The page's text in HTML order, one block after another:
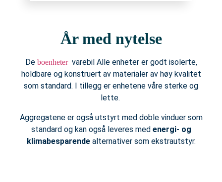
År med nytelse
De boenhetervarebil Alle enheter er godt isolerte,
holdbare og konstruert av materialer av høy kvalitet
som standard. I tillegg er enhetene våre sterke og
lette.
Aggregatene er også utstyrt med doble vinduer som
standard og kan også leveres med energi- og
klimabesparendealternativer som ekstrautstyr.